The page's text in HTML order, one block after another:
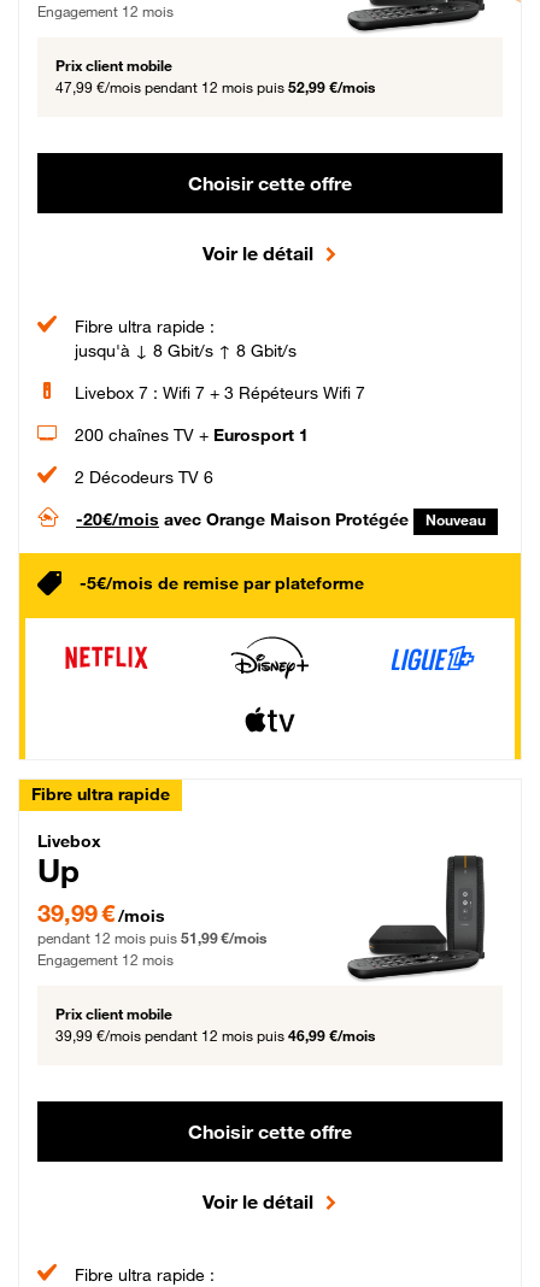
Engagement 12 mois
Prix client mobile
47,99 €/mois pendant 12 mois puis 52,99 €/mois
Choisir cette offre
Voir le détail
Fibre ultra rapide :
jusqu'à ↓ 8 Gbit/s ↑ 8 Gbit/s
Livebox 7 : Wifi 7 + 3 Répéteurs Wifi 7
200 chaînes TV + Eurosport 1
2 Décodeurs TV 6
-20€/mois avec Orange Maison Protégée Nouveau
-5€/mois de remise par plateforme
Fibre ultra rapide
Livebox Up Fibre
Livebox
Up
39,99 € par mois pendant 12 mois puis 51,99 € par mois, Engagement 12 mois
39,99 €/mois
pendant 12 mois puis 51,99 €/mois
Engagement 12 mois
Prix client mobile
39,99 €/mois pendant 12 mois puis 46,99 €/mois
Choisir cette offre
Voir le détail
Fibre ultra rapide :